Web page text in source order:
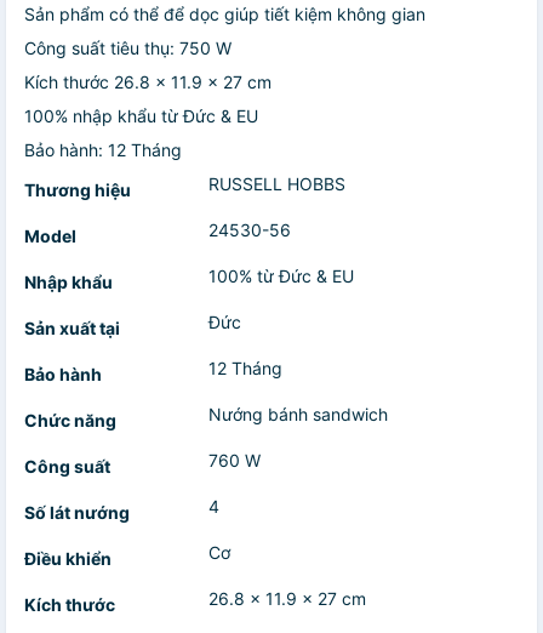
Sản phẩm có thể để dọc giúp tiết kiệm không gian
Công suất tiêu thụ: 750 W
Kích thước 26.8 x 11.9 x 27 cm
100% nhập khẩu từ Đức & EU
Bảo hành: 12 Tháng
Thương hiệu
RUSSELL HOBBS
Model 24530-56
Nhập khẩu 100% từ Đức & EU
Sản xuất tại Đức
Bảo hành 12 Tháng
Chức năng Nướng bánh sandwich
Công suất 760 W
Số lát nướng 4
Điều khiển Cơ
Kích thước 26.8 x 11.9 x 27 cm